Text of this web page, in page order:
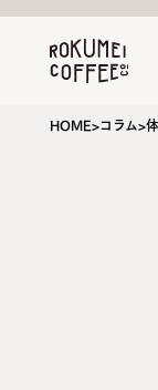
HOME>コラム>